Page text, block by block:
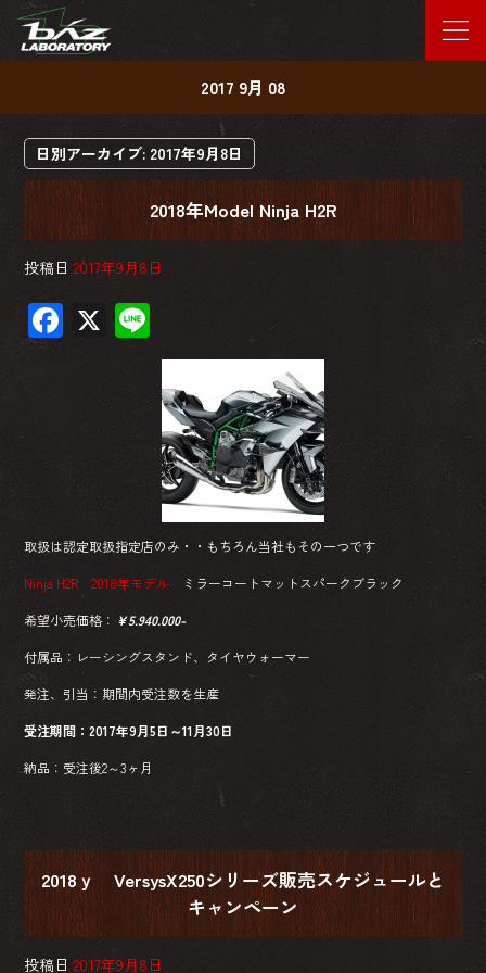
2017 9月 08
日別アーカイブ: 2017年9月8日
2018年Model Ninja H2R
投稿日 2017年9月8日
F
ac
X
ne
取扱は認定取扱指定店のみ・・もちろん当社もその一つです
Ninja H2R 2018年モデル ミラーコートマットスパークブラック
希望小売価格： ￥5.940.000-
付属品：レーシングスタンド、タイヤウォーマー
発注、引当：期間内受注数を生産
受注期間：2017年9月5日～11月30日
納品：受注後2～3ヶ月
2018ｙ VersysX250シリーズ販売スケジュールと
キャンペーン
投稿日 2017年9月8日